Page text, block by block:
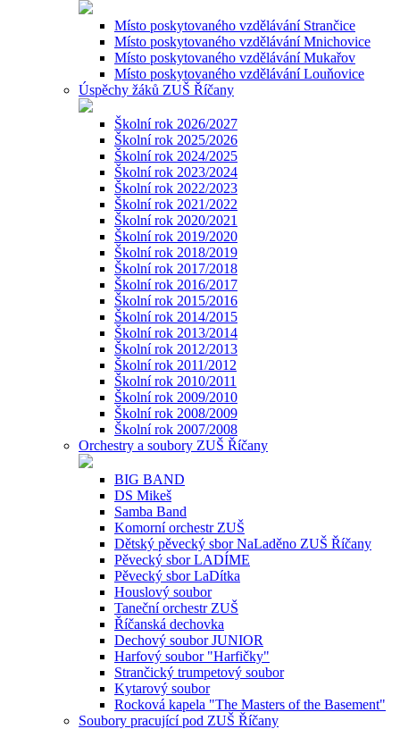
Místo poskytovaného vzdělávání Strančice
Místo poskytovaného vzdělávání Mnichovice
Místo poskytovaného vzdělávání Mukařov
Místo poskytovaného vzdělávání Louňovice
Úspěchy žáků ZUŠ Říčany
Školní rok 2026/2027
Školní rok 2025/2026
Školní rok 2024/2025
Školní rok 2023/2024
Školní rok 2022/2023
Školní rok 2021/2022
Školní rok 2020/2021
Školní rok 2019/2020
Školní rok 2018/2019
Školní rok 2017/2018
Školní rok 2016/2017
Školní rok 2015/2016
Školní rok 2014/2015
Školní rok 2013/2014
Školní rok 2012/2013
Školní rok 2011/2012
Školní rok 2010/2011
Školní rok 2009/2010
Školní rok 2008/2009
Školní rok 2007/2008
Orchestry a soubory ZUŠ Říčany
BIG BAND
DS Mikeš
Samba Band
Komorní orchestr ZUŠ
Dětský pěvecký sbor NaLaděno ZUŠ Říčany
Pěvecký sbor LADÍME
Pěvecký sbor LaDítka
Houslový soubor
Taneční orchestr ZUŠ
Říčanská dechovka
Dechový soubor JUNIOR
Harfový soubor "Harfičky"
Strančický trumpetový soubor
Kytarový soubor
Rocková kapela "The Masters of the Basement"
Soubory pracující pod ZUŠ Říčany